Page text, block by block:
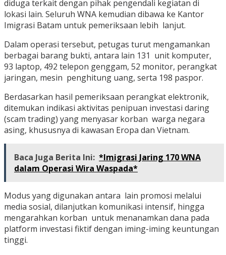
diduga terkait dengan pihak pengendali kegiatan di
lokasi lain. Seluruh WNA kemudian dibawa ke Kantor
Imigrasi Batam untuk pemeriksaan lebih lanjut.
Dalam operasi tersebut, petugas turut mengamankan
berbagai barang bukti, antara lain 131 unit komputer,
93 laptop, 492 telepon genggam, 52 monitor, perangkat
jaringan, mesin penghitung uang, serta 198 paspor.
Berdasarkan hasil pemeriksaan perangkat elektronik,
ditemukan indikasi aktivitas penipuan investasi daring
(scam trading) yang menyasar korban warga negara
asing, khususnya di kawasan Eropa dan Vietnam.
Baca Juga Berita Ini: *Imigrasi Jaring 170 WNA
dalam Operasi Wira Waspada*
Modus yang digunakan antara lain promosi melalui
media sosial, dilanjutkan komunikasi intensif, hingga
mengarahkan korban untuk menanamkan dana pada
platform investasi fiktif dengan iming-iming keuntungan
tinggi.